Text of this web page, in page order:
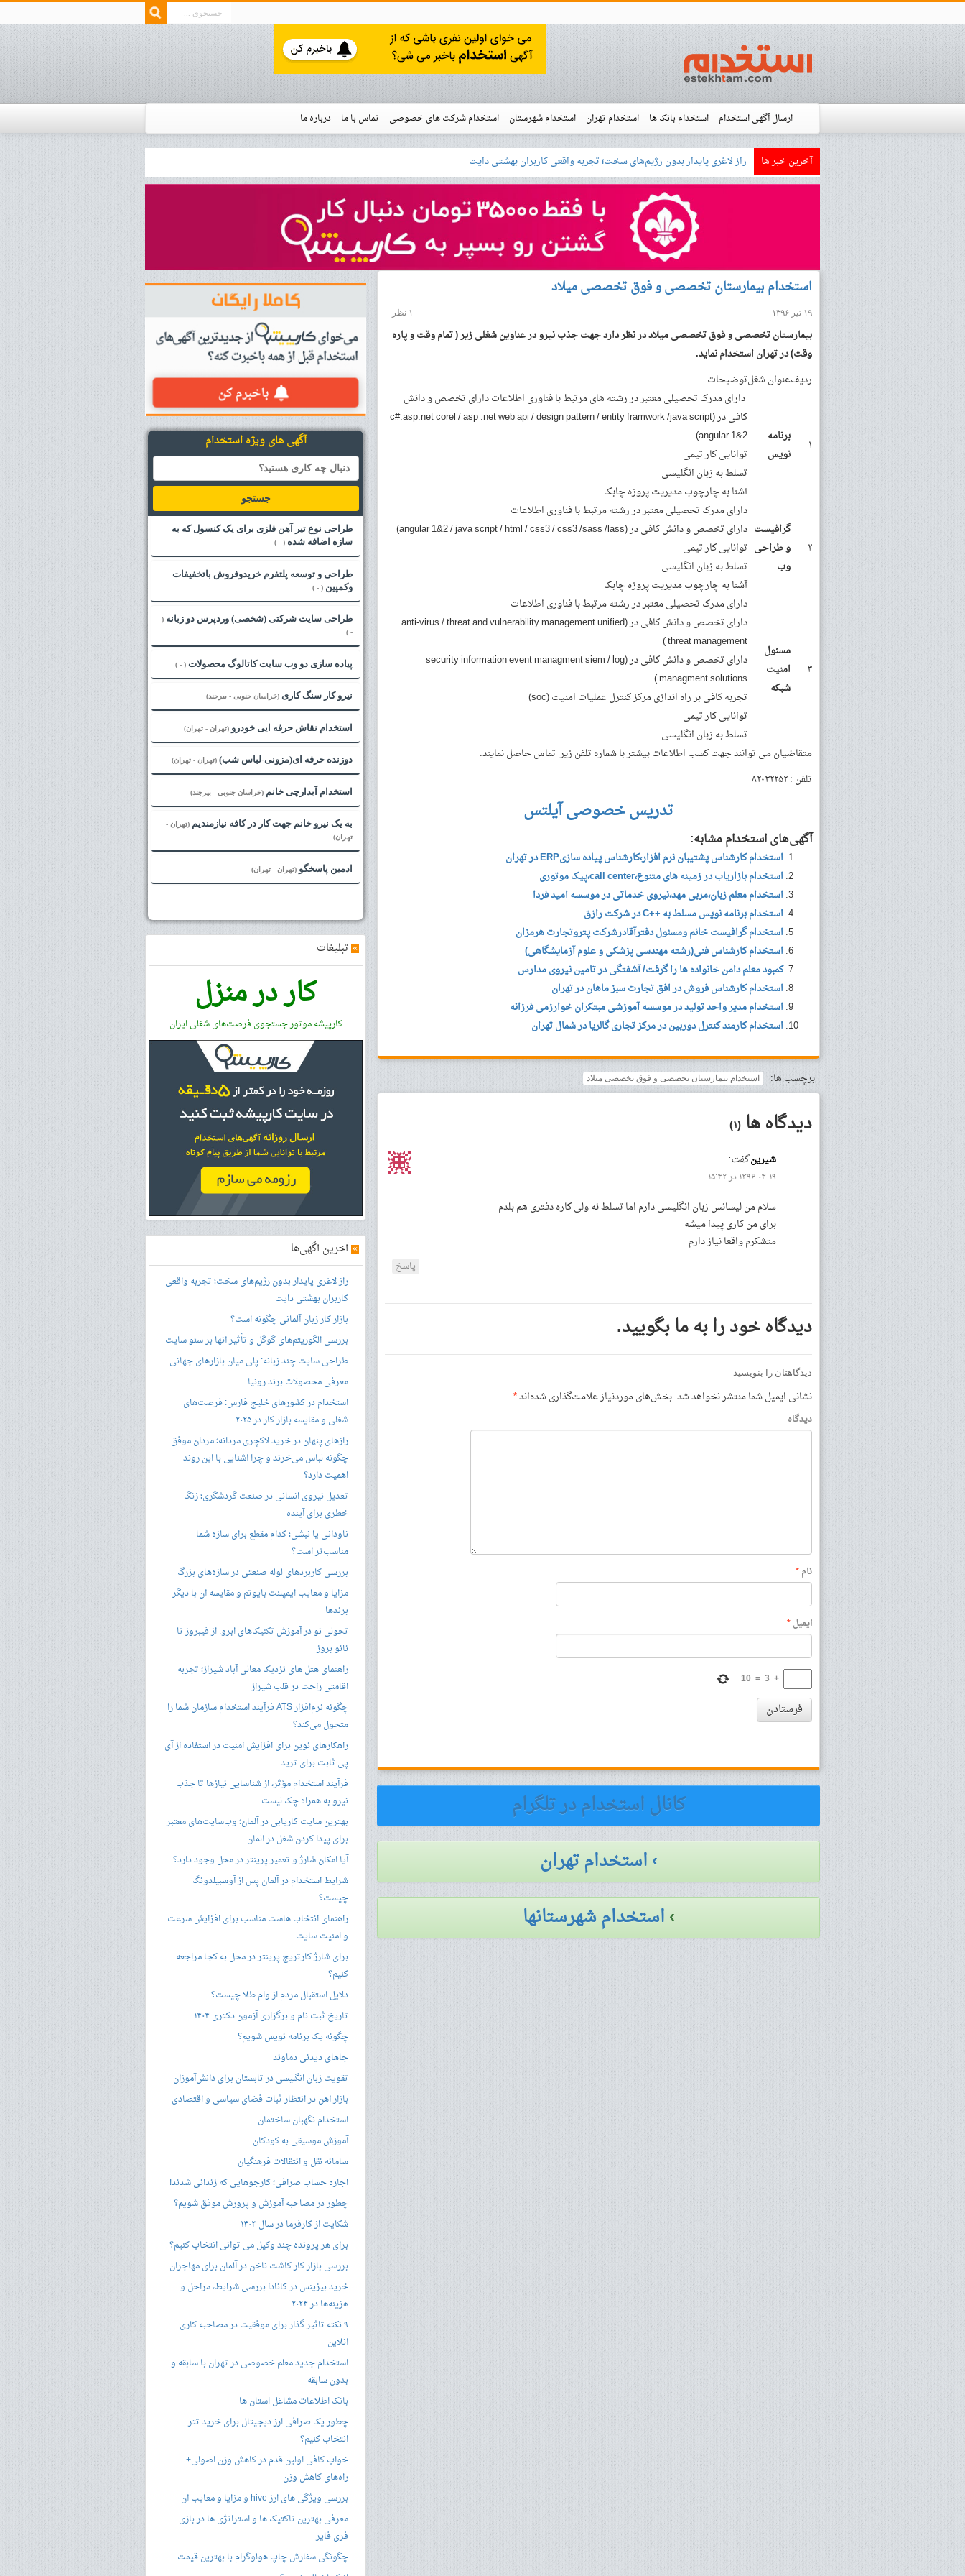
ارسال آگهی استخدام استخدام بانک ها استخدام تهران استخدام شهرستان استخدام شرکت های خصوصی تماس با ما
درباره ما
نوار زمان استخدام
استخدام شده ها
آموزش فروشگاه استخدام
آخرین خبر ها بازار کار زبان آلمانی چگونه ا
استخدام بیمارستان تخصصی و فوق تخصصی میلاد
۱۹ تیر ۱۳۹۶ ۱ نظر
بیمارستان تخصصی و فوق تخصصی میلاد در نظر دارد جهت جذب نیرو در عناوین شغلی زیر ( تمام وقت و پاره
وقت) در تهران استخدام نماید.
ردیفعنوان شغلتوضیحات
۱
برنامه
نویس
دارای مدرک تحصیلی معتبر در رشته های مرتبط با فناوری اطلاعات دارای تخصص و دانش
کافی در (c#.asp.net corel / asp .net web api / design pattern / entity framwork /java script
angular 1&2)
توانایی کار تیمی
تسلط به زبان انگلیسی
آشنا به چارچوب مدیریت پروزه چابک
۲
گرافیست
و طراحی
وب
دارای مدرک تحصیلی معتبر در رشته مرتبط با فناوری اطلاعات
دارای تخصص و دانش کافی در (angular 1&2 / java script / html / css3 / css3 /sass /lass)
توانایی کار تیمی
تسلط به زبان انگلیسی
آشنا به چارچوب مدیریت پروزه چابک
۳
مسئول
امنیت
شبکه
دارای مدرک تحصیلی معتبر در رشته مرتبط با فناوری اطلاعات
دارای تخصص و دانش کافی در (anti-virus / threat and vulnerability management unified
threat management )
دارای تخصص و دانش کافی در (security information event managment siem / log
managment solutions )
تجربه کافی بر راه اندازی مرکز کنترل عملیات امنیت (soc)
توانایی کار تیمی
تسلط به زبان انگلیسی
متقاضیان می توانند جهت کسب اطلاعات بیشتر با شماره تلفن زیر تماس حاصل نمایند.
تلفن : ۸۲۰۳۲۲۵۲
تدریس خصوصی آیلتس
آگهی‌های استخدام مشابه:
استخدام کارشناس پشتیبان نرم افزار،کارشناس پیاده سازیERP در تهران
استخدام بازاریاب در زمینه های متنوع،call center،پیک موتوری
استخدام معلم زبان،مربی مهد،نیروی خدماتی در موسسه امید فردا
استخدام برنامه نویس مسلط به ++C در شرکت رازق
استخدام گرافیست خانم ومسئول دفترآقادرشرکت پتروتجارت هرمزان
استخدام کارشناس فنی(رشته مهندسی پزشکی و علوم آزمایشگاهی)
کمبود معلم دامن خانواده ها را گرفت/ آشفتگی در تامین نیروی مدارس
استخدام کارشناس فروش در افق تجارت سبز ماهان در تهران
استخدام مدیر واحد تولید در موسسه آموزشی مبتکران خوارزمی فرزانه
استخدام کارمند کنترل دوربین در مرکز تجاری گالریا در شمال تهران
برچسب ها: استخدام بیمارستان تخصصی و فوق تخصصی میلاد
دیدگاه ها (۱)
شیرینگفت:
۱۳۹۶-۰۴-۱۹ در ۱۵:۴۲
سلام من لیسانس زبان انگلیسی دارم اما تسلط نه ولی کاره دفتری هم بلدم
برای من کاری پیدا میشه
متشکرم واقعا نیاز دارم
پاسخ
دیدگاه خود را به ما بگویید.
دیدگاهتان را بنویسید
نشانی ایمیل شما منتشر نخواهد شد.بخش‌های موردنیاز علامت‌گذاری شده‌اند*
دیدگاه
نام*
ایمیل*
+
3
=
10
فرستادن
کانال استخدام در تلگرام
› استخدام تهران
›استخدام شهرستانها
آگهی های ویژه استخدام
جستجو
طراحی نوع تیر آهن فلزی برای یک کنسول که به
سازه اضافه شده ( - )
طراحی و توسعه پلتفرم خریدوفروش باتخفیفات
وکمپین ( - )
طراحی سایت شرکتی (شخصی) وردپرس دو زبانه (
- )
پیاده سازی دو وب سایت کاتالوگ محصولات ( - )
نیرو کار سنگ کاری (خراسان جنوبی - بیرجند)
استخدام نقاش حرفه ایی خودرو (تهران - تهران)
دوزنده حرفه ای(مزونی-لباس شب) (تهران - تهران)
استخدام آبدارچی خانم (خراسان جنوبی - بیرجند)
به یک نیرو خانم جهت کار در کافه نیازمندیم (تهران -
تهران)
ادمین پاسخگو (تهران - تهران)
»تبلیغات
کار در منزل
کارپیشه موتور جستجوی فرصت‌های شغلی ایران
»آخرین آگهی‌ها
راز لاغری پایدار بدون رژیم‌های سخت؛ تجربه واقعی
کاربران بهشتی دایت
بازار کار زبان آلمانی چگونه است؟
بررسی الگوریتم‌های گوگل و تأثیر آنها بر سئو سایت
طراحی سایت چند زبانه: پلی میان بازارهای جهانی
معرفی محصولات برند رونیا
استخدام در کشورهای خلیج فارس: فرصت‌های
شغلی و مقایسه بازار کار در ۲۰۲۵
رازهای پنهان در خرید لاکچری مردانه؛ مردان موفق
چگونه لباس می‌خرند و چرا آشنایی با این روند
اهمیت دارد؟
تعدیل نیروی انسانی در صنعت گردشگری؛ زنگ
خطری برای آینده
ناودانی یا نبشی؛ کدام مقطع برای سازه شما
مناسب‌تر است؟
بررسی کاربردهای لوله صنعتی در سازه‌های بزرگ
مزایا و معایب ایمپلنت بایوتم و مقایسه آن با دیگر
برندها
تحولی نو در آموزش تکنیک‌های ابرو: از فیبروز تا
نانو بروز
راهنمای هتل های نزدیک معالی آباد شیراز؛ تجربه
اقامتی راحت در قلب شیراز
چگونه نرم‌افزار ATS فرآیند استخدام سازمان شما را
متحول می‌کند؟
راهکارهای نوین برای افزایش امنیت در استفاده از آی
پی ثابت برای ترید
فرآیند استخدام مؤثر، از شناسایی نیازها تا جذب
نیرو به همراه چک لیست
بهترین سایت کاریابی در آلمان؛ وب‌سایت‌های معتبر
برای پیدا کردن شغل در آلمان
آیا امکان شارژ و تعمیر پرینتر در محل وجود دارد؟
شرایط استخدام در آلمان پس از آوسبیلدونگ
چیست؟
راهنمای انتخاب هاست مناسب برای افزایش سرعت
و امنیت سایت
برای شارژ کارتریج پرینتر در محل به کجا مراجعه
کنیم؟
دلایل استقبال مردم از وام طلا چیست؟
تاریخ ثبت نام و برگزاری آزمون دکتری ۱۴۰۴
چگونه یک برنامه نویس شویم؟
جاهای دیدنی دماوند
تقویت زبان انگلیسی در تابستان برای دانش‌آموزان
بازار آهن در انتظار ثبات فضای سیاسی و اقتصادی
استخدام نگهبان ساختمان
آموزش موسیقی به کودکان
سامانه نقل و انتقالات فرهنگیان
اجاره حساب صرافی؛ کارجوهایی که زندانی شدند!
چطور در مصاحبه‌ آموزش و پرورش موفق شویم؟
شکایت از کارفرما در سال ۱۴۰۳
برای هر پرونده چند وکیل می توانی انتخاب کنیم؟
بررسی بازار کار کاشت ناخن در آلمان برای مهاجران
خرید بیزینس در کانادا بررسی شرایط، مراحل و
هزینه‌ها در ۲۰۲۴
۹ نکته تاثیر گذار برای موفقیت در مصاحبه کاری
آنلاین
استخدام جدید معلم خصوصی در تهران با سابقه و
بدون سابقه
بانک اطلاعات مشاغل استان ها
چطور یک صرافی ارز دیجیتال برای خرید تتر
انتخاب کنیم؟
خواب کافی اولین قدم در کاهش وزن اصولی+
راه‌های کاهش وزن
بررسی ویژگی های ارز hive و مزایا و معایب آن
معرفی بهترین تاکتیک ها و استراتژی ها در بازی
فری فایر
چگونگی سفارش چاپ هولوگرام با بهترین قیمت